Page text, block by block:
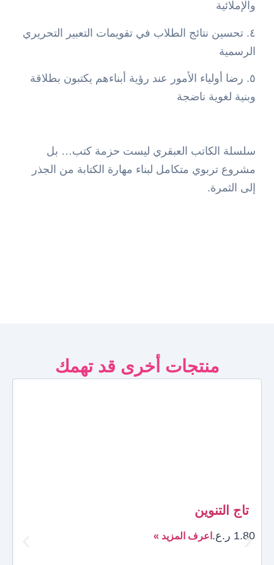
والإملائية
٤. تحسين نتائج الطلاب في تقويمات التعبير التحريري
الرسمية
٥. رضا أولياء الأمور عند رؤية أبناءهم يكتبون بطلاقة
وبنية لغوية ناضجة
سلسلة الكاتب العبقري ليست حزمة كتب… بل
مشروع تربوي متكامل لبناء مهارة الكتابة من الجذر
إلى الثمرة.
منتجات أخرى قد تهمك
تاج التنوين
1.80 ر.ع. اعرف المزيد »